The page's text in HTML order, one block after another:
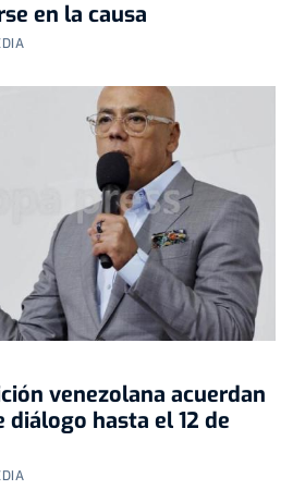
en la causa
venezolana acuerdan
hasta el 12 de